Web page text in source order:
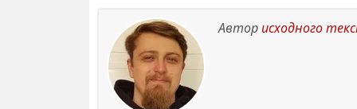
Авторисходного